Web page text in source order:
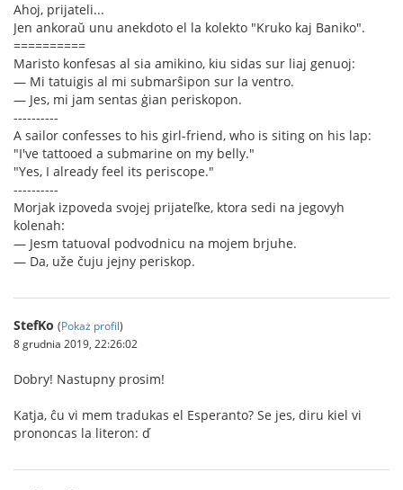
Ahoj, prijateli...
Jen ankoraŭ unu anekdoto el la kolekto "Kruko kaj Baniko".
==========
Maristo konfesas al sia amikino, kiu sidas sur liaj genuoj:
— Mi tatuigis al mi submarŝipon sur la ventro.
— Jes, mi jam sentas ġian periskopon.
----------
A sailor confesses to his girl-friend, who is siting on his lap:
"I've tattooed a submarine on my belly."
"Yes, I already feel its periscope."
----------
Morjak izpoveda svojej prijateľke, ktora sedi na jegovyh
kolenah:
— Jesm tatuoval podvodnicu na mojem brjuhe.
— Da, uže čuju jejny periskop.
StefKo (Pokaż profil)
8 grudnia 2019, 22:26:02
Dobry! Nastupny prosim!
Katja, ĉu vi mem tradukas el Esperanto? Se jes, diru kiel vi
prononcas la literon: ď